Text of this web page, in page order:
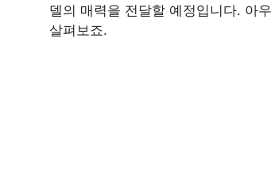
델의 매력을 전달할 예정입니다. 아
살펴보죠.